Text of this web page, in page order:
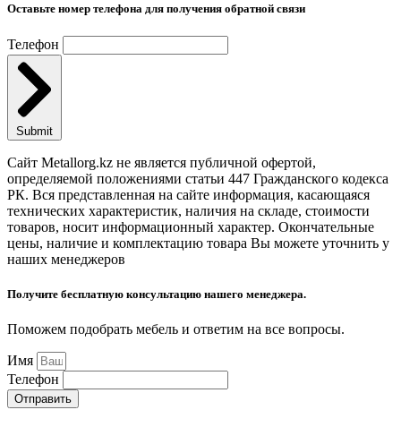
Оставьте номер телефона для получения обратной связи
Телефон
Submit
Сайт Metallorg.kz не является публичной офертой,
определяемой положениями статьи 447 Гражданского кодекса
РК. Вся представленная на сайте информация, касающаяся
технических характеристик, наличия на складе, стоимости
товаров, носит информационный характер. Окончательные
цены, наличие и комплектацию товара Вы можете уточнить у
наших менеджеров
Получите бесплатную консультацию нашего менеджера.
Поможем подобрать мебель и ответим на все вопросы.
Имя
Телефон
Отправить